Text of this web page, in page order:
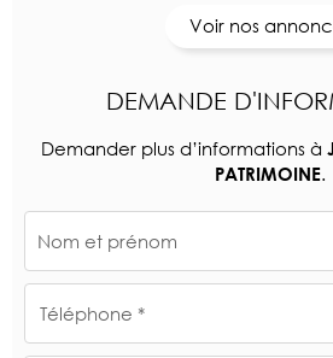
Voir nos
DEMANDE
Demander plus d’informations à
PATRIMOINE.
Nom et prénom
Téléphone *